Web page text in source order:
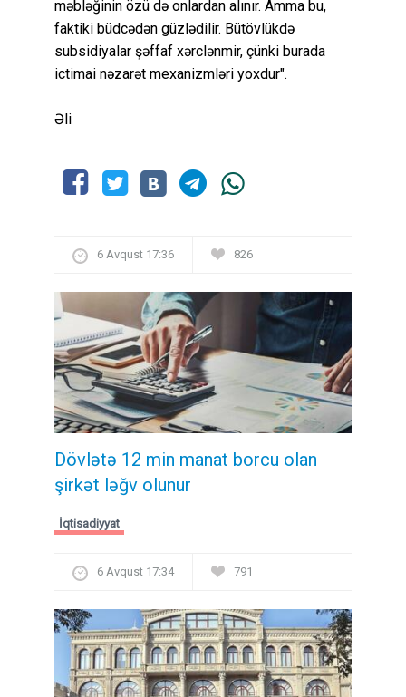
məbləğinin özü də onlardan alınır. Amma bu,
faktiki büdcədən güzlədilir. Bütövlükdə
subsidiyalar şəffaf xərclənmir, çünki burada
ictimai nəzarət mexanizmləri yoxdur".
Əli
6 Avqust 17:36 826
Dövlətə 12 min manat borcu olan
şirkət ləğv olunur
İqtisadiyyat
6 Avqust 17:34 791